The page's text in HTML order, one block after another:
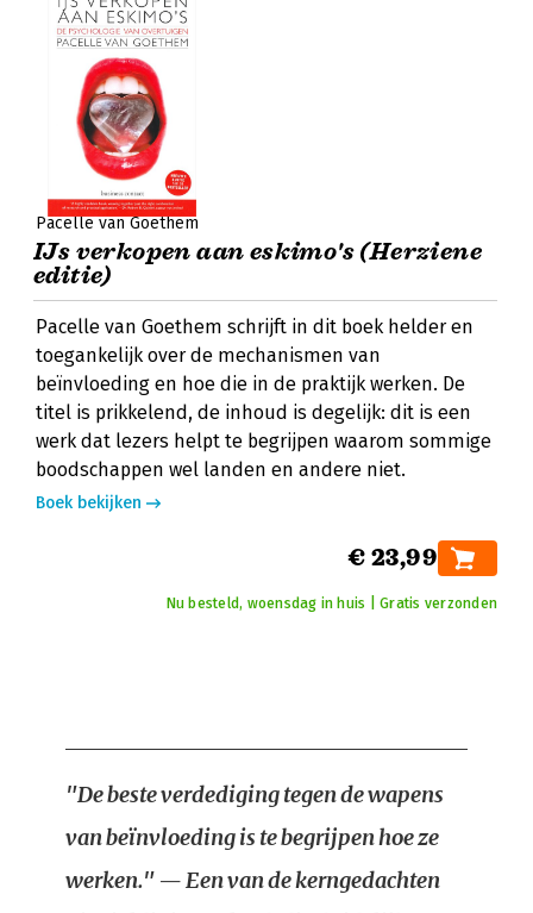
Pacelle van Goethem
IJs verkopen aan eskimo's (Herziene
editie)
Pacelle van Goethem schrijft in dit boek helder en
toegankelijk over de mechanismen van
beïnvloeding en hoe die in de praktijk werken. De
titel is prikkelend, de inhoud is degelijk: dit is een
werk dat lezers helpt te begrijpen waarom sommige
boodschappen wel landen en andere niet.
Boek bekijken
€ 23,99
Nu besteld, woensdag in huis | Gratis verzonden
"De beste verdediging tegen de wapens
van beïnvloeding is te begrijpen hoe ze
werken." — Een van de kerngedachten